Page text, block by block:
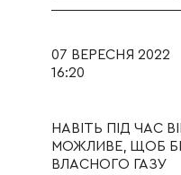
07 ВЕРЕСНЯ 2022
16:20
НАВІТЬ ПІД ЧАС
МОЖЛИВЕ, ЩОБ
ВЛАСНОГО ГАЗУ